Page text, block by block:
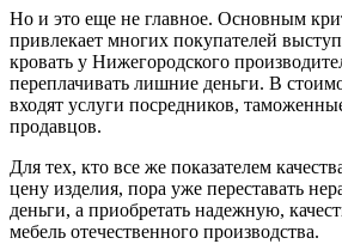
Но и это еще не главное. Основным
привлекает многих покупателей
кровать у Нижегородского
переплачивать лишние деньги. В
входят услуги посредников,
продавцов.
Для тех, кто все же показателем
цену изделия, пора уже переставать
деньги, а приобретать надежную,
мебель отечественного производства.